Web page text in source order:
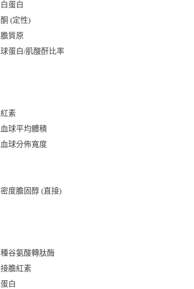
蛋白
(定性)
質原
蛋白/肌酸酐比率
素
球平均體積
球分佈寬度
度膽固醇 (直接)
谷氨酸轉肽酶
膽紅素
白